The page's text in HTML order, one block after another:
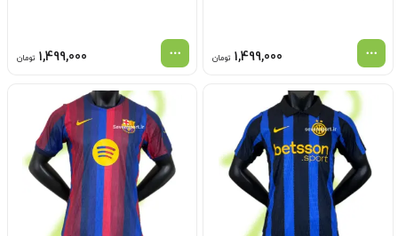
1,499,000 تومان 1,499,000 تومان